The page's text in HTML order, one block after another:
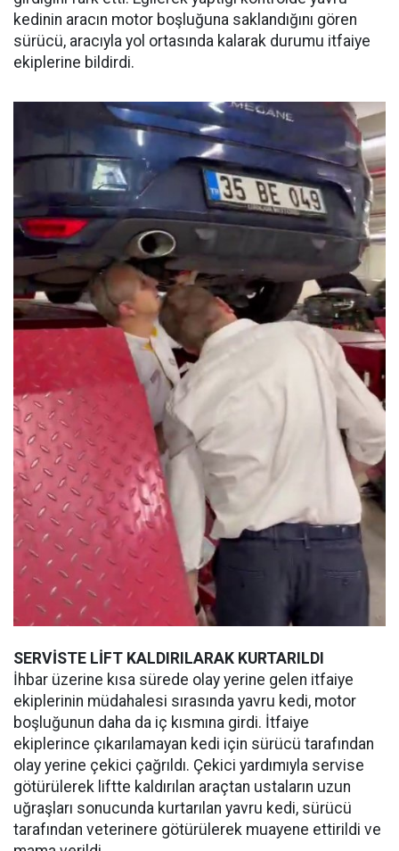
kedinin aracın motor boşluğuna saklandığını gören
sürücü, aracıyla yol ortasında kalarak durumu itfaiye
ekiplerine bildirdi.
SERVİSTE LİFT KALDIRILARAK KURTARILDI
İhbar üzerine kısa sürede olay yerine gelen itfaiye
ekiplerinin müdahalesi sırasında yavru kedi, motor
boşluğunun daha da iç kısmına girdi. İtfaiye
ekiplerince çıkarılamayan kedi için sürücü tarafından
olay yerine çekici çağrıldı. Çekici yardımıyla servise
götürülerek liftte kaldırılan araçtan ustaların uzun
uğraşları sonucunda kurtarılan yavru kedi, sürücü
tarafından veterinere götürülerek muayene ettirildi ve